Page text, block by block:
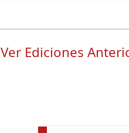
Ver Ediciones